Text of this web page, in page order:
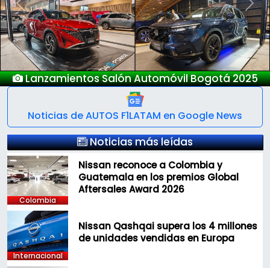
Nuevo Deepal S05
Previous Next
Noticias de AUTOS F1LATAM en Google News
Noticias más leídas
Colombia
Nissan reconoce a Colombia y
Guatemala en los premios Global
Aftersales Award 2026
Internacional
Nissan Qashqai supera los 4 millones
de unidades vendidas en Europa